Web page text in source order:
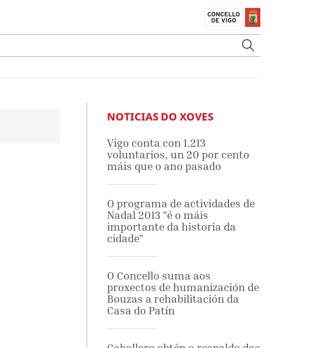
NOTICIAS DO XOVES
Vigo conta con 1.213
voluntarios, un 20 por cento
máis que o ano pasado
O programa de actividades de
Nadal 2013 "é o máis
importante da historia da
cidade"
O Concello suma aos
proxectos de humanización de
Bouzas a rehabilitación da
Casa do Patín